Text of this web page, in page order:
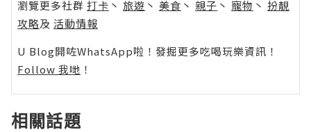
瀏覽更多社群 打卡 丶 旅遊 丶 美食 丶 親子 丶 寵物 丶 扮靚
攻略及 活動情報
U Blog開咗WhatsApp啦！發掘更多吃喝玩樂資訊！
Follow 我哋 ！
相關話題